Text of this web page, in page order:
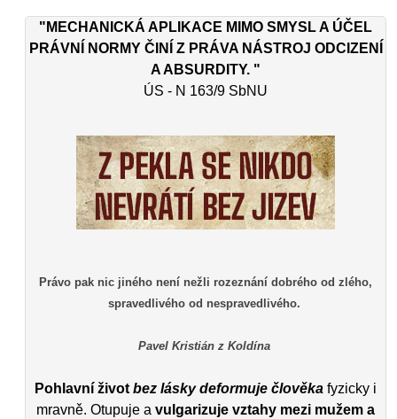
"MECHANICKÁ APLIKACE MIMO SMYSL A ÚČEL
PRÁVNÍ NORMY ČINÍ Z PRÁVA NÁSTROJ ODCIZENÍ
A ABSURDITY. "
ÚS - N 163/9 SbNU
Právo pak nic jiného není nežli rozeznání dobrého od zlého,
spravedlivého od nespravedlivého.
Pavel Kristián z Koldína
Pohlavní život bez lásky deformuje člověka fyzicky i
mravně. Otupuje avulgarizuje vztahy mezi mužem a